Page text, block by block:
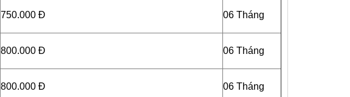
750.000 Đ 06 Tháng
800.000 Đ 06 Tháng
800.000 Đ 06 Tháng